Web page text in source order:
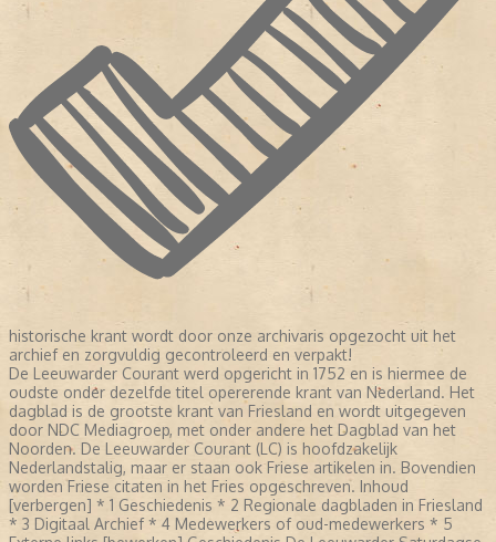
historische krant wordt door onze archivaris opgezocht uit het
archief en zorgvuldig gecontroleerd en verpakt!
De Leeuwarder Courant werd opgericht in 1752 en is hiermee de
oudste onder dezelfde titel opererende krant van Nederland. Het
dagblad is de grootste krant van Friesland en wordt uitgegeven
door NDC Mediagroep, met onder andere het Dagblad van het
Noorden. De Leeuwarder Courant (LC) is hoofdzakelijk
Nederlandstalig, maar er staan ook Friese artikelen in. Bovendien
worden Friese citaten in het Fries opgeschreven. Inhoud
[verbergen] * 1 Geschiedenis * 2 Regionale dagbladen in Friesland
* 3 Digitaal Archief * 4 Medewerkers of oud-medewerkers * 5